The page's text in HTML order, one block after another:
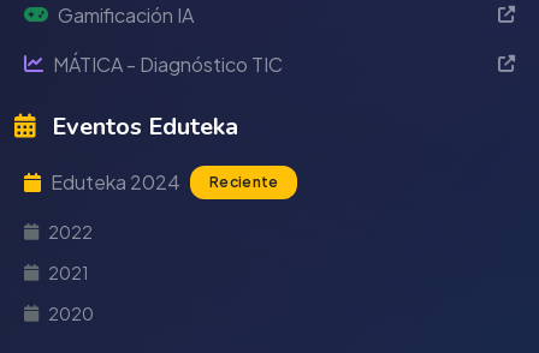
Gamificación IA
MÁTICA - Diagnóstico TIC
Eventos Eduteka
Eduteka 2024 Reciente
2022
2021
2020